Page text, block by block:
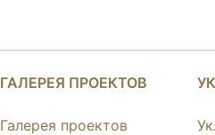
ГАЛЕРЕЯ ПРОЕКТОВ
Галерея проектов